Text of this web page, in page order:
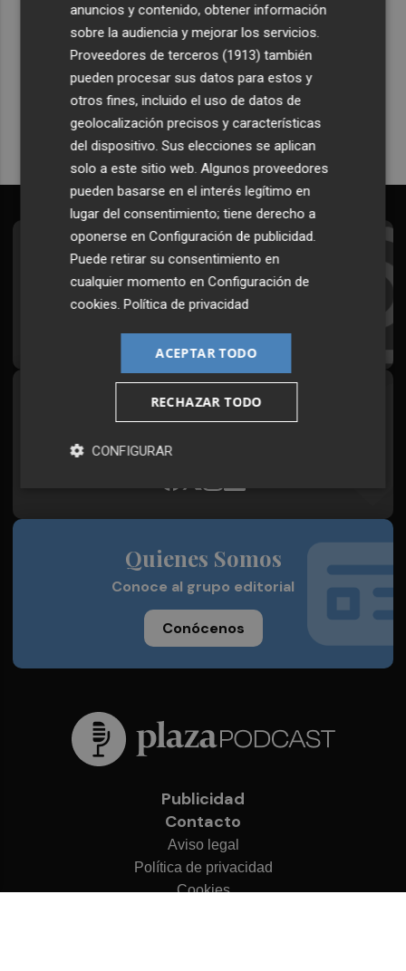
Recibe toda la actualidad de
Plaza Podcast en tu correo
Quiero suscribirme
Suscríbete al Boletín
Todos los días a primera hora en tu email
¡Quiero suscribirme!
Síguenos en redes
Quienes Somos
Conoce al grupo editorial
Conócenos
Publicidad
Contacto
Aviso legal
Política de privacidad
Cookies
anuncios y contenido, obtener información
sobre la audiencia y mejorar los servicios.
Proveedores de terceros (1913) también
pueden procesar sus datos para estos y
otros fines, incluido el uso de datos de
geolocalización precisos y características
del dispositivo. Sus elecciones se aplican
solo a este sitio web. Algunos proveedores
pueden basarse en el interés legítimo en
lugar del consentimiento; tiene derecho a
oponerse enConfiguración de publicidad
Puede retirar su consentimiento en
cualquier momento enConfiguración de
cookies .Política de privacidad
ACEPTAR TODO
RECHAZAR TODO
CONFIGURAR